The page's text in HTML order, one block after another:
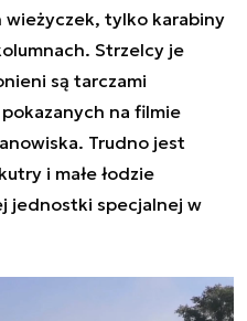
wieżyczek, tylko karabiny
Strzelcy je
są tarczami
na filmie
Trudno jest
i małe łodzie
jednostki specjalnej w